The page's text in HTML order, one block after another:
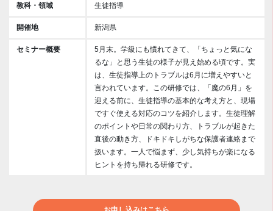
教科・領域 生徒指導
開催地 新潟県
セミナー概要
5月末。学級にも慣れてきて、「ちょっと気にな
るな」と思う生徒の様子が見え始める頃です。実
は、生徒指導上のトラブルは6月に増えやすいと
言われています。この研修では、「魔の6月」を
迎える前に、生徒指導の基本的な考え方と、現場
ですぐ使える対応のコツを紹介します。生徒理解
のポイントや日常の関わり方、トラブルが起きた
直後の動き方、ドキドキしがちな保護者連絡まで
扱います。一人で悩まず、少し気持ちが楽になる
ヒントを持ち帰れる研修です。